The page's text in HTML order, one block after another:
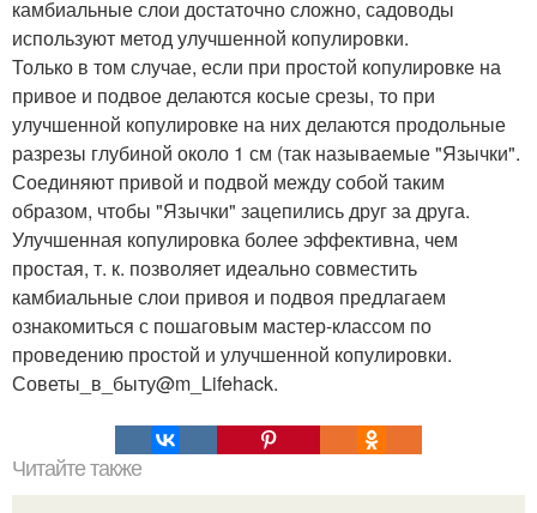
камбиальные слои достаточно сложно, садоводы
используют метод улучшенной копулировки.
Только в том случае, если при простой копулировке на
привое и подвое делаются косые срезы, то при
улучшенной копулировке на них делаются продольные
разрезы глубиной около 1 см (так называемые "Язычки".
Соединяют привой и подвой между собой таким
образом, чтобы "Язычки" зацепились друг за друга.
Улучшенная копулировка более эффективна, чем
простая, т. к. позволяет идеально совместить
камбиальные слои привоя и подвоя предлагаем
ознакомиться с пошаговым мастер-классом по
проведению простой и улучшенной копулировки.
Советы_в_быту@m_Lifehack.
Читайте также